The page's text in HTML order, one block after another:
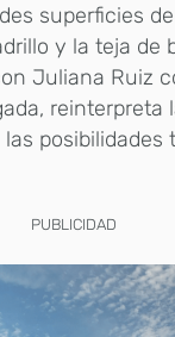
superficies
y la teja de
Juliana Ruiz
reinterpreta
posibilidades
PUBLICIDAD